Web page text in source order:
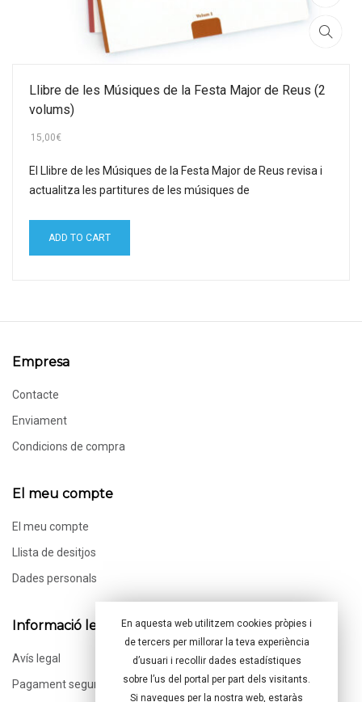
Llibre de les Músiques de la Festa Major de Reus (2
volums)
15,00€
El Llibre de les Músiques de la Festa Major de Reus revisa i
actualitza les partitures de les músiques de
ADD TO CART
Empresa
Contacte
Enviament
Condicions de compra
El meu compte
El meu compte
Llista de desitjos
Dades personals
Informació legal
Avís legal
Pagament segur
En aquesta web utilitzem cookies pròpies i
de tercers per millorar la teva experiència
d’usuari i recollir dades estadístiques
sobre l’us del portal per part dels visitants.
Si navegues per la nostra web, estaràs